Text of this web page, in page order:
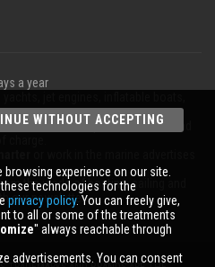
a year
or even post a classified ad
charge.
the world of boating, sailing and
our newsletter.
WITHOUT ACCEPTING
experience on our site.
technologies for the
privacy policy. You can freely give,
to all or some of the treatments
'' always reachable through
advertisements. You can consent